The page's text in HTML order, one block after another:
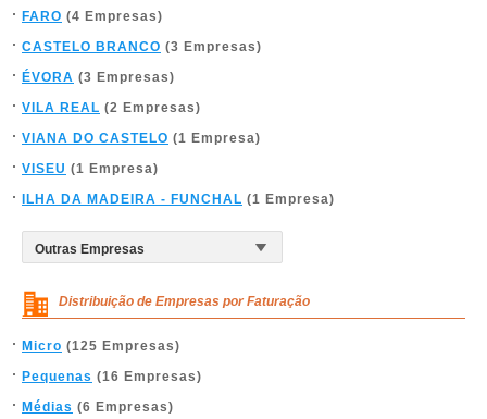
FARO (4 Empresas)
CASTELO BRANCO (3 Empresas)
ÉVORA (3 Empresas)
VILA REAL (2 Empresas)
VIANA DO CASTELO (1 Empresa)
VISEU (1 Empresa)
ILHA DA MADEIRA - FUNCHAL (1 Empresa)
Distribuição de Empresas por Faturação
Micro (125 Empresas)
Pequenas (16 Empresas)
Médias (6 Empresas)